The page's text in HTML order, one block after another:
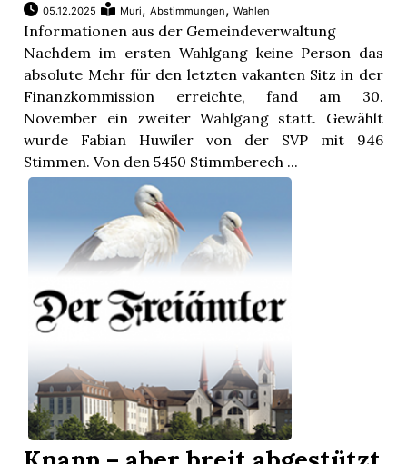
05.12.2025 Muri,Abstimmungen,Wahlen
Informationen aus der Gemeindeverwaltung
Nachdem im ersten Wahlgang keine Person das
absolute Mehr für den letzten vakanten Sitz in der
Finanzkommission erreichte, fand am 30.
November ein zweiter Wahlgang statt. Gewählt
wurde Fabian Huwiler von der SVP mit 946
Stimmen. Von den 5450 Stimmberech ...